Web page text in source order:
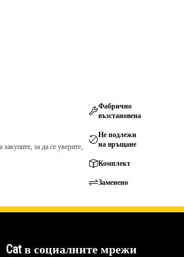
за да се уверите,
Фабрично
възстановена
Не подлежи
на връщане
Комплект
Заменено
Cat в социалните мрежи